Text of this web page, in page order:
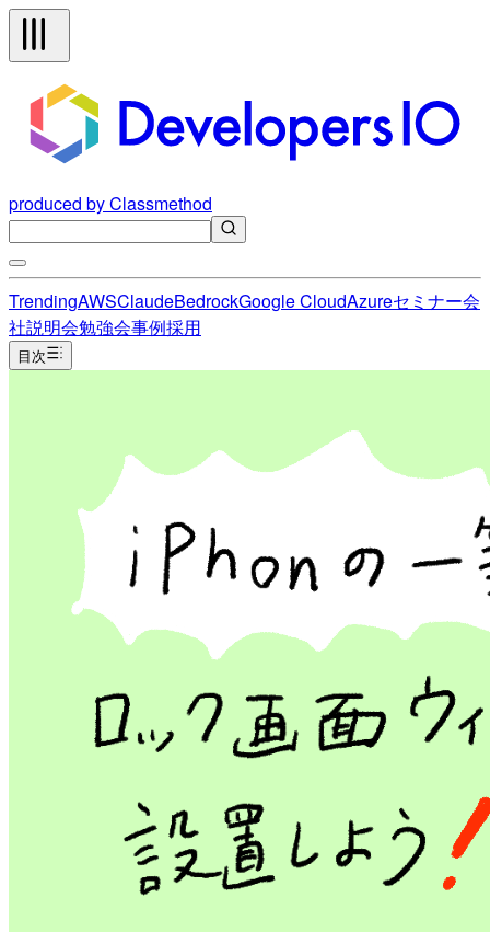
produced by Classmethod
TrendingAWSClaudeBedrockGoogle CloudAzureセミナー会
社説明会勉強会事例採用
目次